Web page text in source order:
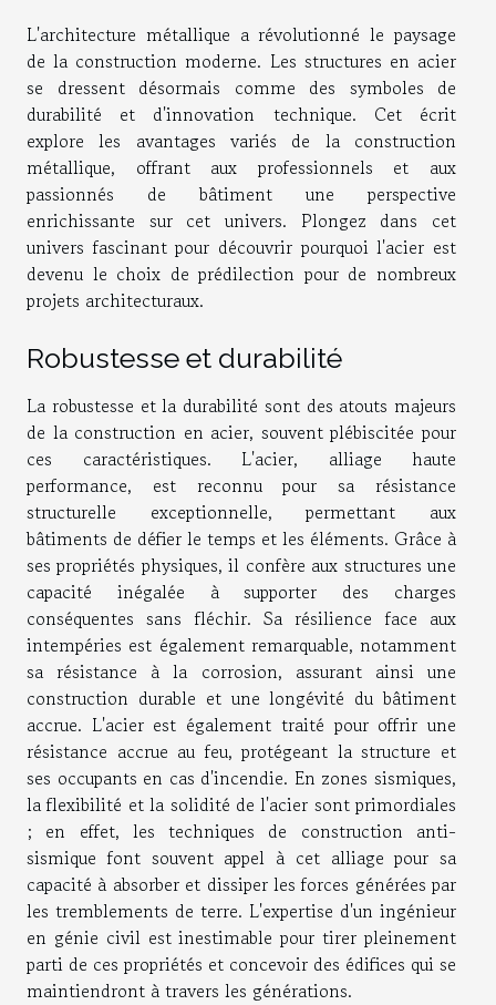
L'architecture métallique a révolutionné le paysage
de la construction moderne. Les structures en acier
se dressent désormais comme des symboles de
durabilité et d'innovation technique. Cet écrit
explore les avantages variés de la construction
métallique, offrant aux professionnels et aux
passionnés de bâtiment une perspective
enrichissante sur cet univers. Plongez dans cet
univers fascinant pour découvrir pourquoi l'acier est
devenu le choix de prédilection pour de nombreux
projets architecturaux.
Robustesse et durabilité
La robustesse et la durabilité sont des atouts majeurs
de la construction en acier, souvent plébiscitée pour
ces caractéristiques. L'acier, alliage haute
performance, est reconnu pour sa résistance
structurelle exceptionnelle, permettant aux
bâtiments de défier le temps et les éléments. Grâce à
ses propriétés physiques, il confère aux structures une
capacité inégalée à supporter des charges
conséquentes sans fléchir. Sa résilience face aux
intempéries est également remarquable, notamment
sa résistance à la corrosion, assurant ainsi une
construction durable et une longévité du bâtiment
accrue. L'acier est également traité pour offrir une
résistance accrue au feu, protégeant la structure et
ses occupants en cas d'incendie. En zones sismiques,
la flexibilité et la solidité de l'acier sont primordiales
; en effet, les techniques de construction anti-
sismique font souvent appel à cet alliage pour sa
capacité à absorber et dissiper les forces générées par
les tremblements de terre. L'expertise d'un ingénieur
en génie civil est inestimable pour tirer pleinement
parti de ces propriétés et concevoir des édifices qui se
maintiendront à travers les générations.